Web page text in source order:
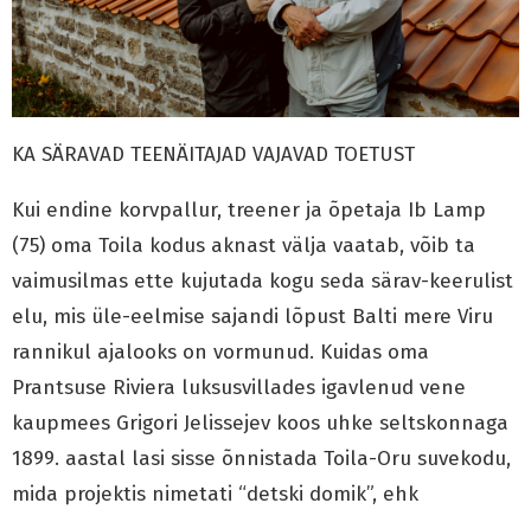
KA SÄRAVAD TEENÄITAJAD VAJAVAD TOETUST
Kui endine korvpallur, treener ja õpetaja Ib Lamp
(75) oma Toila kodus aknast välja vaatab, võib ta
vaimusilmas ette kujutada kogu seda särav-keerulist
elu, mis üle-eelmise sajandi lõpust Balti mere Viru
rannikul ajalooks on vormunud. Kuidas oma
Prantsuse Riviera luksusvillades igavlenud vene
kaupmees Grigori Jelissejev koos uhke seltskonnaga
1899. aastal lasi sisse õnnistada Toila-Oru suvekodu,
mida projektis nimetati “detski domik”, ehk